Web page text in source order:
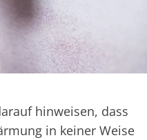
hinweisen, dass
in keiner Weise